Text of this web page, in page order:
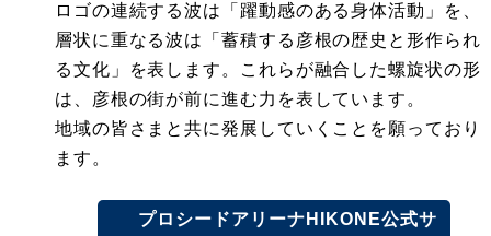
ロゴの連続する波は「躍動感のある身体活動」を、
層状に重なる波は「蓄積する彦根の歴史と形作られ
る文化」を表します。これらが融合した螺旋状の形
は、彦根の街が前に進む力を表しています。
地域の皆さまと共に発展していくことを願っており
ます。
プロシードアリーナHIKONE公式サ